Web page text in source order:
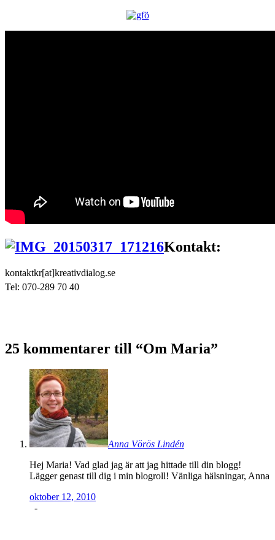
Kontakt:
kontaktkr[at]kreativdialog.se
Tel: 070-289 70 40
25 kommentarer till “Om Maria”
Anna Vörös Lindén
Hej Maria! Vad glad jag är att jag hittade till din blogg!
Lägger genast till dig i min blogroll! Vänliga hälsningar, Anna
oktober 12, 2010
-